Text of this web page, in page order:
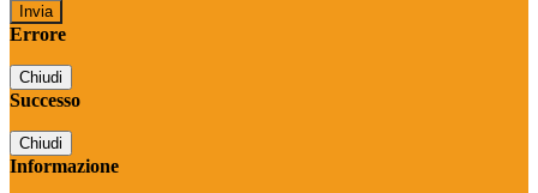
Errore
Chiudi
Successo
Chiudi
Informazione